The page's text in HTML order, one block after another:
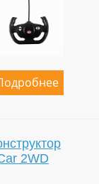
2WD